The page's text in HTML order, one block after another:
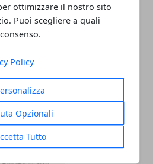
ottimizzare il nostro sito
Puoi scegliere a quali
Policy
Opzionali
Tutto